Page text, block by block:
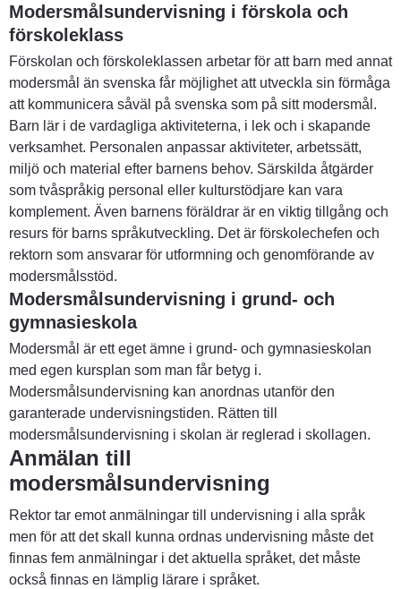
Modersmålsundervisning i förskola och
förskoleklass
Förskolan och förskoleklassen arbetar för att barn med annat
modersmål än svenska får möjlighet att utveckla sin förmåga
att kommunicera såväl på svenska som på sitt modersmål.
Barn lär i de vardagliga aktiviteterna, i lek och i skapande
verksamhet. Personalen anpassar aktiviteter, arbetssätt,
miljö och material efter barnens behov. Särskilda åtgärder
som tvåspråkig personal eller kulturstödjare kan vara
komplement. Även barnens föräldrar är en viktig tillgång och
resurs för barns språkutveckling. Det är förskolechefen och
rektorn som ansvarar för utformning och genomförande av
modersmålsstöd.
Modersmålsundervisning i grund- och
gymnasieskola
Modersmål är ett eget ämne i grund- och gymnasieskolan
med egen kursplan som man får betyg i.
Modersmålsundervisning kan anordnas utanför den
garanterade undervisningstiden. Rätten till
modersmålsundervisning i skolan är reglerad i skollagen.
Anmälan till
modersmålsundervisning
Rektor tar emot anmälningar till undervisning i alla språk
men för att det skall kunna ordnas undervisning måste det
finnas fem anmälningar i det aktuella språket, det måste
också finnas en lämplig lärare i språket.